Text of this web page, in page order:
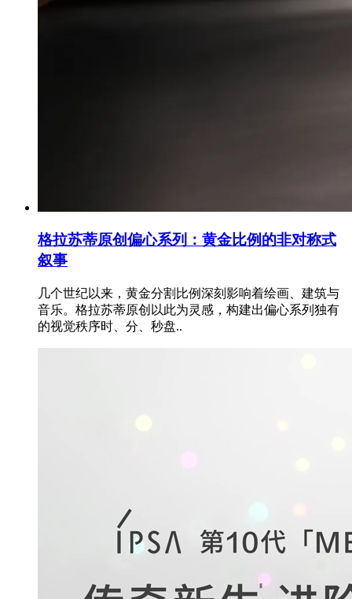
格拉苏蒂原创偏心系列：黄金比例的非对称式
叙事
几个世纪以来，黄金分割比例深刻影响着绘画、建筑与
音乐。格拉苏蒂原创以此为灵感，构建出偏心系列独有
的视觉秩序时、分、秒盘..